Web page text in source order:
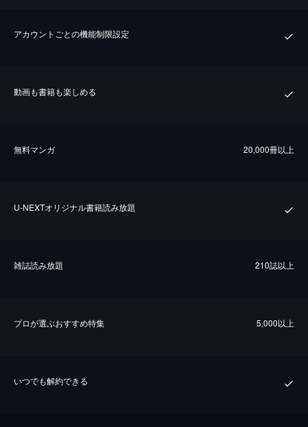
アカウントごとの機能制限設定
動画も書籍も楽しめる
無料マンガ 20,000冊以上
U-NEXTオリジナル書籍読み放題
雑誌読み放題 210誌以上
プロが選ぶおすすめ特集 5,000以上
いつでも解約できる